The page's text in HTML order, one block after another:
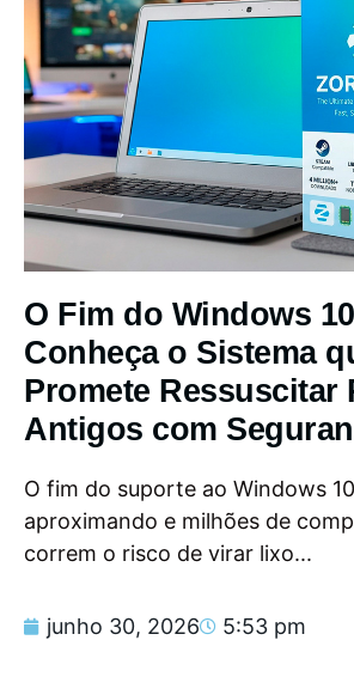
O Fim do Windows
Conheça o Sistema
Promete Ressuscitar
Antigos com
O fim do suporte ao Windows
aproximando e milhões de
correm o risco de virar lixo...
junho 30, 2026 5:53 pm